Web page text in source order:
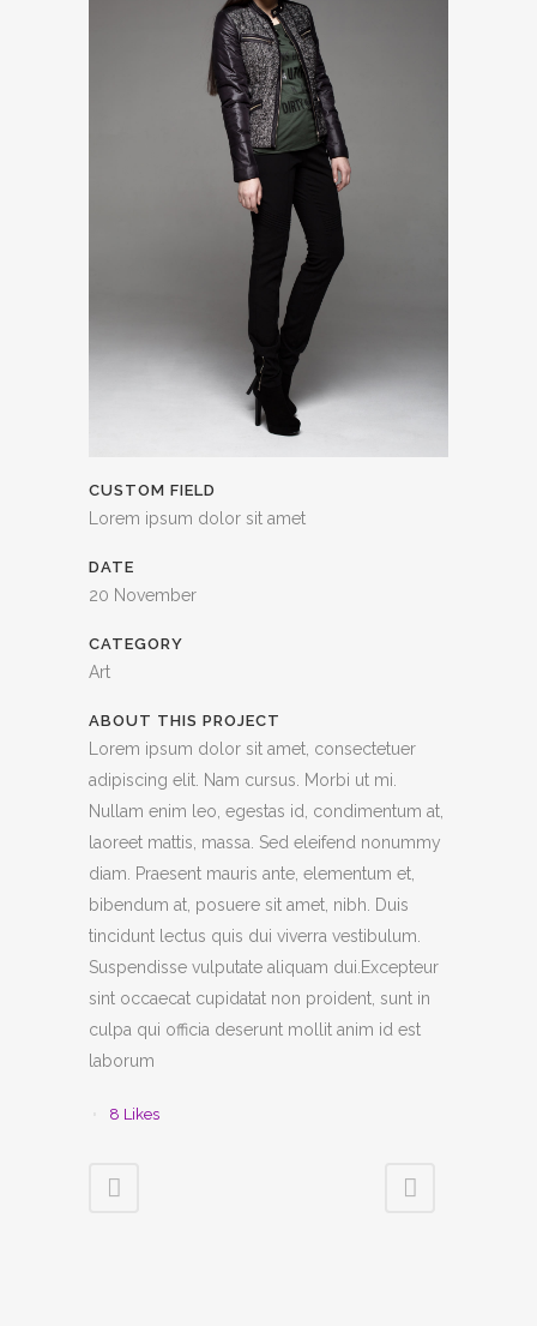
CUSTOM FIELD
Lorem ipsum dolor sit amet
DATE
20 November
CATEGORY
Art
ABOUT THIS PROJECT
Lorem ipsum dolor sit amet, consectetuer
adipiscing elit. Nam cursus. Morbi ut mi.
Nullam enim leo, egestas id, condimentum at,
laoreet mattis, massa. Sed eleifend nonummy
diam. Praesent mauris ante, elementum et,
bibendum at, posuere sit amet, nibh. Duis
tincidunt lectus quis dui viverra vestibulum.
Suspendisse vulputate aliquam dui.Excepteur
sint occaecat cupidatat non proident, sunt in
culpa qui officia deserunt mollit anim id est
laborum
8 Likes